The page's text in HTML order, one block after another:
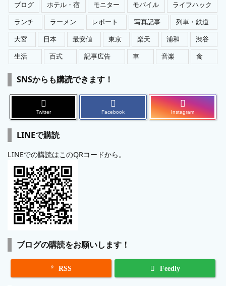
ブログ
ホテル・宿 モニター モバイル
ライフハック
ランチ
ラーメン レポート 写真記事
列車・鉄道
大宮
日本 最安値 東京 楽天 浦和
渋谷
生活
百式 記事広告 車 音楽 食
SNSからも購読できます！
Twitter Facebook Instagram
LINEで購読
LINEでの購読はこのQRコードから。
ブログの購読をお願いします！
 RSS Feedly